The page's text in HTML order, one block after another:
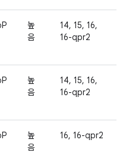
높
음
14, 15, 16,
16-qpr2
높
음
14, 15, 16,
16-qpr2
높
음
16, 16-qpr2